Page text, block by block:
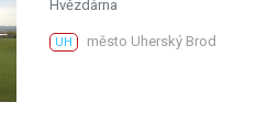
Hvězdárna
UH město Uherský Brod